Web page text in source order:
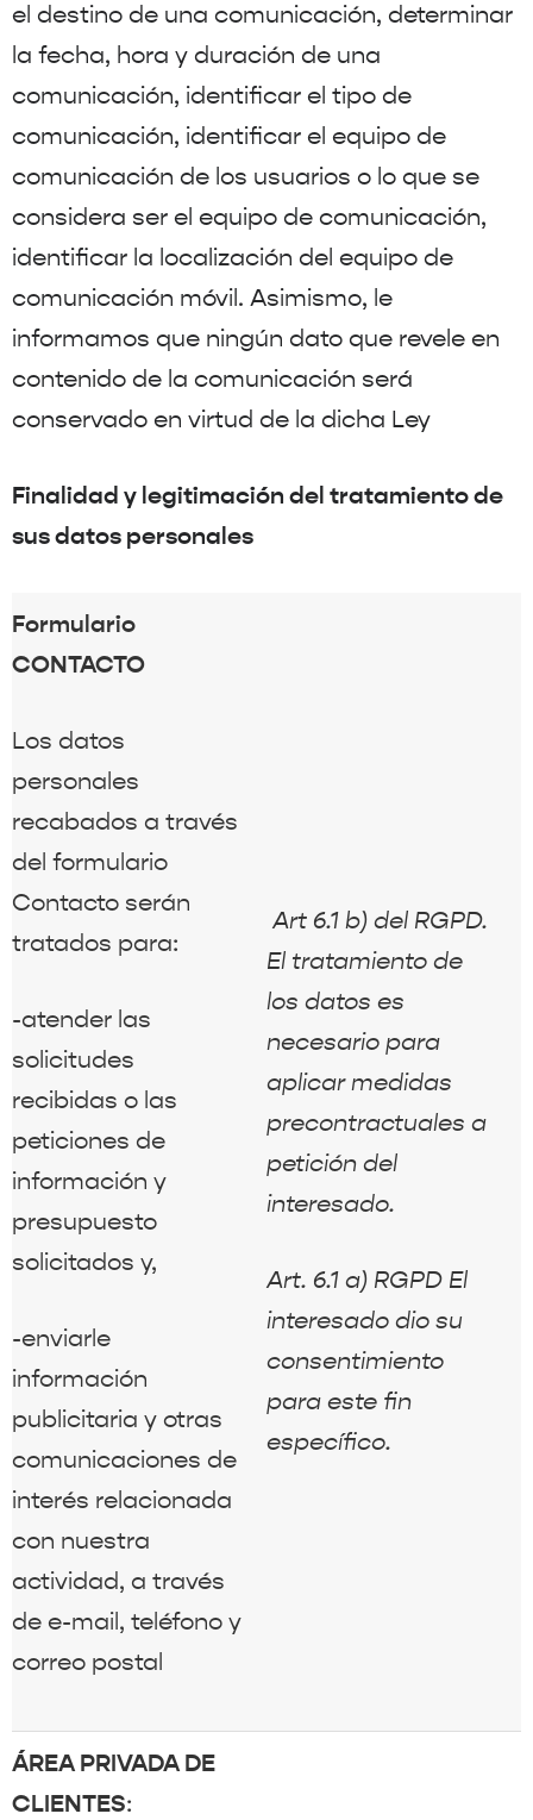
el destino de una comunicación, determinar
la fecha, hora y duración de una
comunicación, identificar el tipo de
comunicación, identificar el equipo de
comunicación de los usuarios o lo que se
considera ser el equipo de comunicación,
identificar la localización del equipo de
comunicación móvil. Asimismo, le
informamos que ningún dato que revele en
contenido de la comunicación será
conservado en virtud de la dicha Ley
Finalidad y legitimación del tratamiento de
sus datos personales
Formulario
CONTACTO
Los datos
personales
recabados a través
del formulario
Contacto serán
tratados para:
-atender las
solicitudes
recibidas o las
peticiones de
información y
presupuesto
solicitados y,
-enviarle
información
publicitaria y otras
comunicaciones de
interés relacionada
con nuestra
actividad, a través
de e-mail, teléfono y
correo postal
Art 6.1 b) del RGPD.
El tratamiento de
los datos es
necesario para
aplicar medidas
precontractuales a
petición del
interesado.
Art. 6.1 a) RGPD El
interesado dio su
consentimiento
para este fin
específico.
ÁREA PRIVADA DE
CLIENTES: